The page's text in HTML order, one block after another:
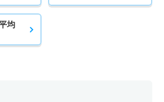
均